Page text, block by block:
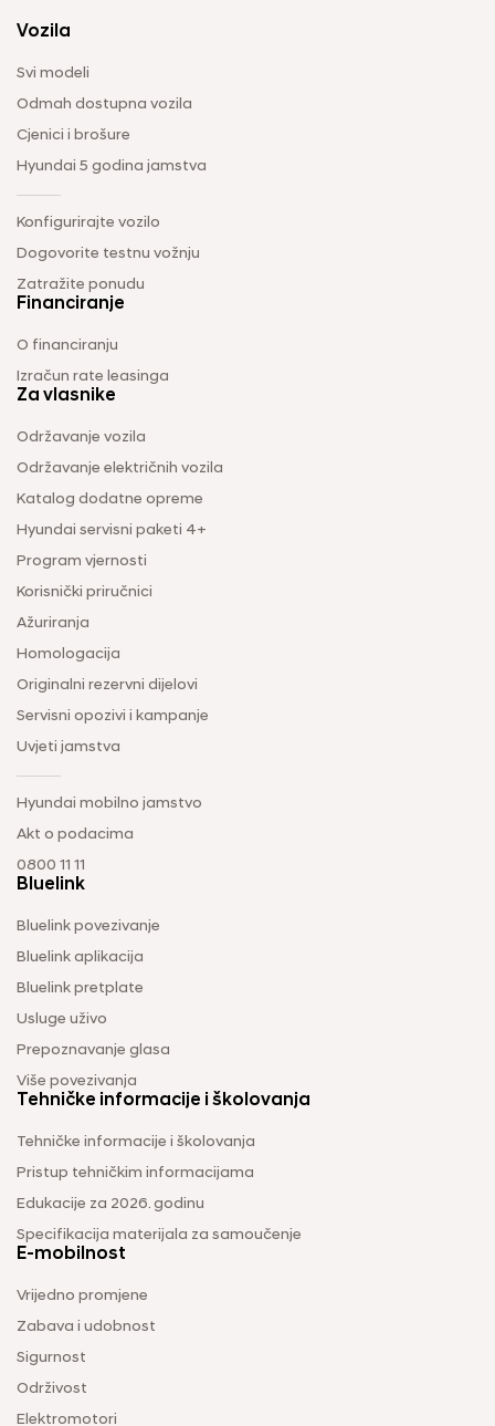
Vozila
Svi modeli
Odmah dostupna vozila
Cjenici i brošure
Hyundai 5 godina jamstva
Konfigurirajte vozilo
Dogovorite testnu vožnju
Zatražite ponudu
Financiranje
O financiranju
Izračun rate leasinga
Za vlasnike
Održavanje vozila
Održavanje električnih vozila
Katalog dodatne opreme
Hyundai servisni paketi 4+
Program vjernosti
Korisnički priručnici
Ažuriranja
Homologacija
Originalni rezervni dijelovi
Servisni opozivi i kampanje
Uvjeti jamstva
Hyundai mobilno jamstvo
Akt o podacima
0800 11 11
Bluelink
Bluelink povezivanje
Bluelink aplikacija
Bluelink pretplate
Usluge uživo
Prepoznavanje glasa
Više povezivanja
Tehničke informacije i školovanja
Tehničke informacije i školovanja
Pristup tehničkim informacijama
Edukacije za 2026. godinu
Specifikacija materijala za samoučenje
E-mobilnost
Vrijedno promjene
Zabava i udobnost
Sigurnost
Održivost
Elektromotori